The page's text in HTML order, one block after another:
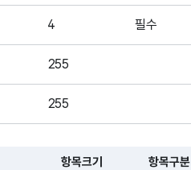
4 필수
255
255
항목크기 항목구분